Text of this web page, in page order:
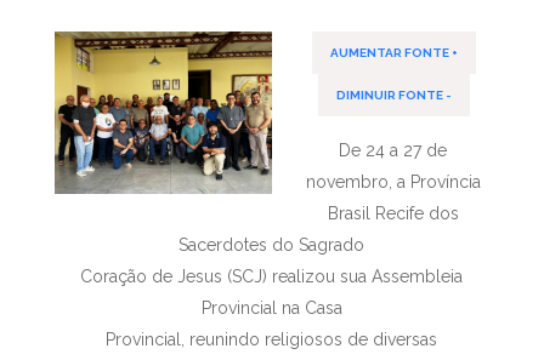
AUMENTAR FONTE +
DIMINUIR FONTE -
De 24 a 27 de
novembro, a Província
Brasil Recife dos
Sacerdotes do Sagrado
Coração de Jesus (SCJ) realizou sua Assembleia
Provincial na Casa
Provincial, reunindo religiosos de diversas